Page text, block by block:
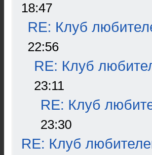
18:47
RE: Клуб
22:56
RE: Клуб
23:11
RE: Клуб
23:30
RE: Клуб